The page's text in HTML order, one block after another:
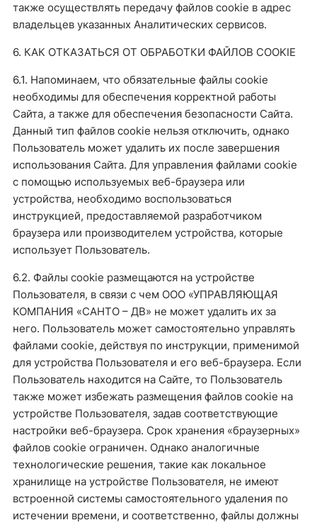
также осуществлять передачу файлов cookie в адрес
владельцев указанных Аналитических сервисов.
6. КАК ОТКАЗАТЬСЯ ОТ ОБРАБОТКИ ФАЙЛОВ COOKIE
6.1. Напоминаем, что обязательные файлы cookie
необходимы для обеспечения корректной работы
Сайта, а также для обеспечения безопасности Сайта.
Данный тип файлов cookie нельзя отключить, однако
Пользователь может удалить их после завершения
использования Сайта. Для управления файлами cookie
с помощью используемых веб-браузера или
устройства, необходимо воспользоваться
инструкцией, предоставляемой разработчиком
браузера или производителем устройства, которые
использует Пользователь.
6.2. Файлы cookie размещаются на устройстве
Пользователя, в связи с чем ООО «УПРАВЛЯЮЩАЯ
КОМПАНИЯ «САНТО – ДВ» не может удалить их за
него. Пользователь может самостоятельно управлять
файлами cookie, действуя по инструкции, применимой
для устройства Пользователя и его веб-браузера. Если
Пользователь находится на Сайте, то Пользователь
также может избежать размещения файлов cookie на
устройстве Пользователя, задав соответствующие
настройки веб-браузера. Срок хранения «браузерных»
файлов cookie ограничен. Однако аналогичные
технологические решения, такие как локальное
хранилище на устройстве Пользователя, не имеют
встроенной системы самостоятельного удаления по
истечении времени, и соответственно, файлы должны